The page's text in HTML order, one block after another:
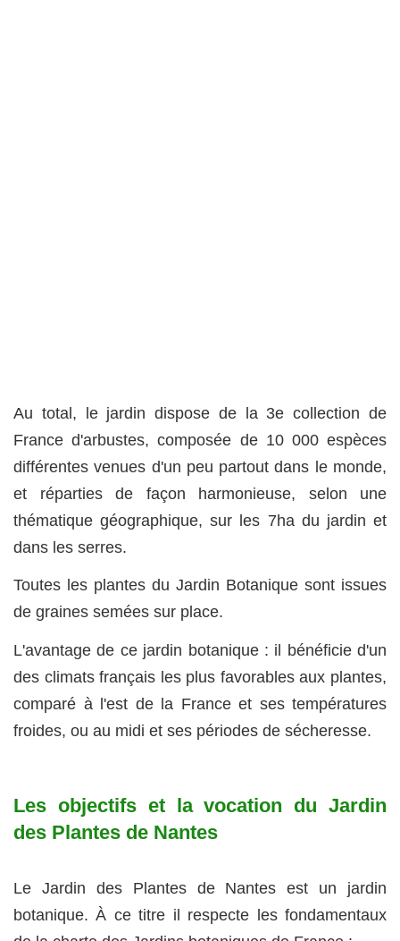
Au total, le jardin dispose de la 3e collection de
France d'arbustes, composée de 10 000 espèces
différentes venues d'un peu partout dans le monde,
et réparties de façon harmonieuse, selon une
thématique géographique, sur les 7ha du jardin et
dans les serres.
Toutes les plantes du Jardin Botanique sont issues
de graines semées sur place.
L'avantage de ce jardin botanique : il bénéficie d'un
des climats français les plus favorables aux plantes,
comparé à l'est de la France et ses températures
froides, ou au midi et ses périodes de sécheresse.
Les objectifs et la vocation du Jardin
des Plantes de Nantes
Le Jardin des Plantes de Nantes est un jardin
botanique. À ce titre il respecte les fondamentaux